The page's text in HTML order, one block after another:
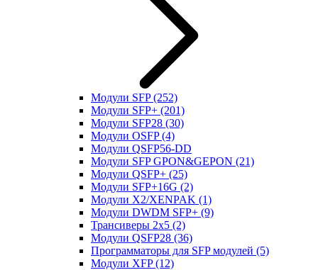
Модули SFP(252)
Модули SFP+ (201)
Модули SFP28 (30)
Модули OSFP(4)
Модули QSFP56-DD
Модули SFP GPON&GEPON (21)
Модули QSFP+ (25)
Модули SFP+16G (2)
Модули X2/XENPAK (1)
Модули DWDM SFP+ (9)
Трансиверы 2x5 (2)
Модули QSFP28 (36)
Программаторы для SFP модулей (5)
Модули XFP(12)